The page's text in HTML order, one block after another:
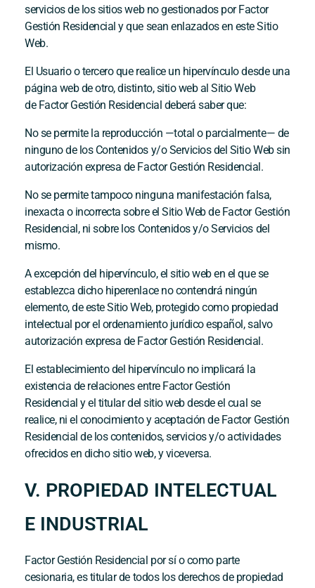
servicios de los sitios web no gestionados porFactor
Gestión Residencial y que sean enlazados en este Sitio
Web.
El Usuario o tercero que realice un hipervínculo desde una
página web de otro, distinto, sitio web al Sitio Web
de Factor Gestión Residencial deberá saber que:
No se permite la reproducción —total o parcialmente— de
ninguno de los Contenidos y/o Servicios del Sitio Web sin
autorización expresa de Factor Gestión Residencial.
No se permite tampoco ninguna manifestación falsa,
inexacta o incorrecta sobre el Sitio Web de Factor Gestión
Residencial, ni sobre los Contenidos y/o Servicios del
mismo.
A excepción del hipervínculo, el sitio web en el que se
establezca dicho hiperenlace no contendrá ningún
elemento, de este Sitio Web, protegido como propiedad
intelectual por el ordenamiento jurídico español, salvo
autorización expresa de Factor Gestión Residencial.
El establecimiento del hipervínculo no implicará la
existencia de relaciones entre Factor Gestión
Residencial y el titular del sitio web desde el cual se
realice, ni el conocimiento y aceptación de Factor Gestión
Residencial de los contenidos, servicios y/o actividades
ofrecidos en dicho sitio web, y viceversa.
V. PROPIEDAD INTELECTUAL
E INDUSTRIAL
Factor Gestión Residencial por sí o como parte
cesionaria, es titular de todos los derechos de propiedad